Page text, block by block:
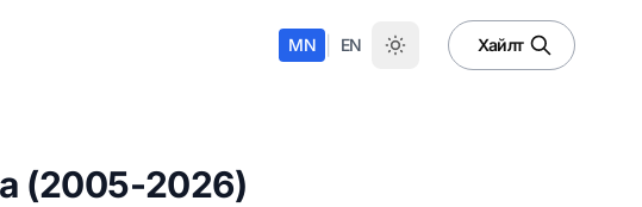
MN EN Хайлт
(2005-2026)